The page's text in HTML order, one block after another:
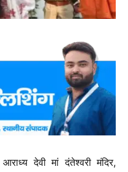
देवी मां दंतेश्वरी मंदिर,